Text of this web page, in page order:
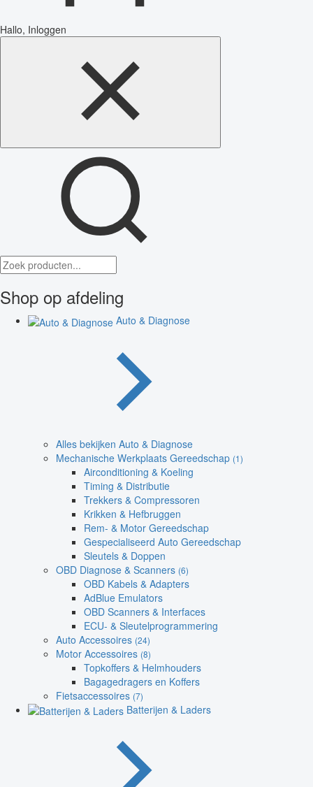
Hallo, Inloggen
Shop op afdeling
Auto & Diagnose
Alles bekijken Auto & Diagnose
Mechanische Werkplaats Gereedschap (1)
Airconditioning & Koeling
Timing & Distributie
Trekkers & Compressoren
Krikken & Hefbruggen
Rem- & Motor Gereedschap
Gespecialiseerd Auto Gereedschap
Sleutels & Doppen
OBD Diagnose & Scanners (6)
OBD Kabels & Adapters
AdBlue Emulators
OBD Scanners & Interfaces
ECU- & Sleutelprogrammering
Auto Accessoires (24)
Motor Accessoires (8)
Topkoffers & Helmhouders
Bagagedragers en Koffers
Fietsaccessoires (7)
Batterijen & Laders